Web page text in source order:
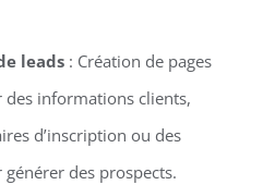
leads: Création de pages
des informations clients,
d’inscription ou des
des prospects.